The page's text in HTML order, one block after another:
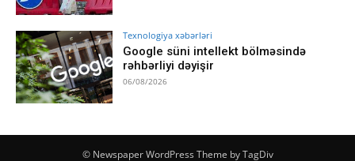
Texnologiya xəbərləri
Google süni intellekt bölməsində
rəhbərliyi dəyişir
06/08/2026
© Newspaper WordPress Theme by TagDiv